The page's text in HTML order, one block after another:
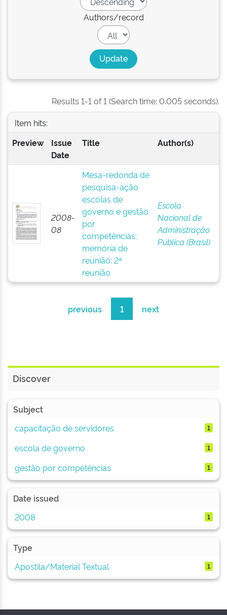
Authors/record
Results 1-1 of 1 (Search time: 0.005 seconds).
Item hits:
Preview
Issue
Date
Title Author(s)
2008-
08
Mesa-redonda de
pesquisa-ação
escolas de
governo e gestão
por
competências:
memória de
reunião: 2ª
reunião
Escola
Nacional de
Administração
Pública (Brasil)
previous 1 next
Discover
Subject
capacitação de servidores
1
escola de governo 1
gestão por competências 1
Date issued
2008
1
Type
Apostila/Material Textual
1